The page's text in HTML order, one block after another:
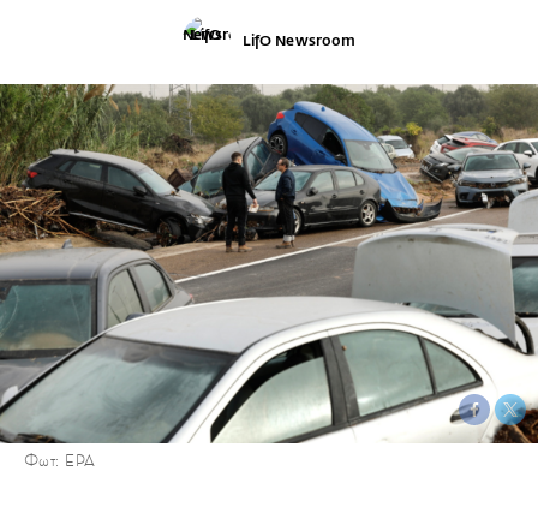
LifO Newsroom
Φωτ: EPA